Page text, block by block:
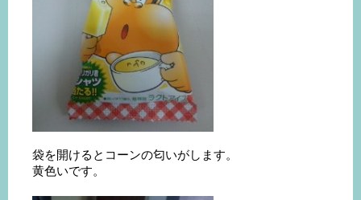
袋を開けるとコーンの匂いがします。
黄色いです。